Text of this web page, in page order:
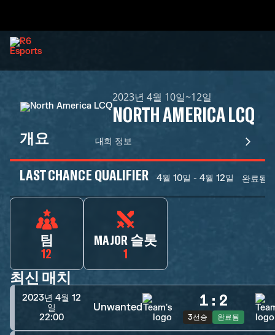
2023년 4월 10일~12일
NORTH AMERICA LCQ
개요 대회 정보
LAST CHANCE QUALIFIER 4월 10일 - 4월 12일 완료됨
팀
12
MAJOR 슬롯
1
최신 매치
2023년 4월 12
일
22:00
Unwanted 1 : 2
3선승 완료됨